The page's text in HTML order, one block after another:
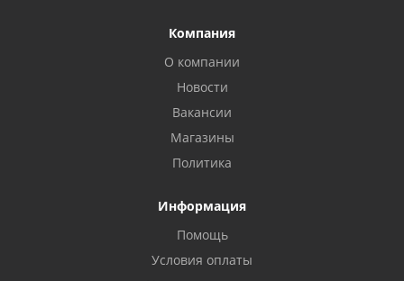
Компания
О компании
Новости
Вакансии
Магазины
Политика
Информация
Помощь
Условия оплаты